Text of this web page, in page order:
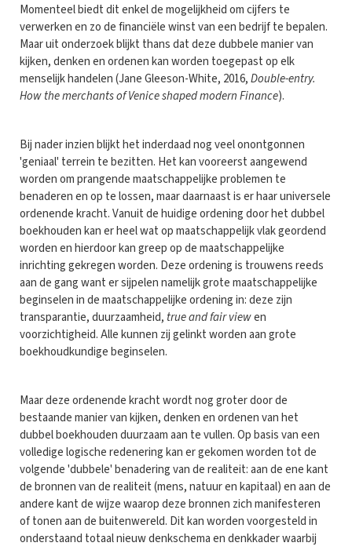
Momenteel biedt dit enkel de mogelijkheid om cijfers te
verwerken en zo de financiële winst van een bedrijf te bepalen.
Maar uit onderzoek blijkt thans dat deze dubbele manier van
kijken, denken en ordenen kan worden toegepast op elk
menselijk handelen (Jane Gleeson-White, 2016,Double-entry.
How the merchants of Venice shaped modern Finance).
Bij nader inzien blijkt het inderdaad nog veel onontgonnen
'geniaal' terrein te bezitten. Het kan vooreerst aangewend
worden om prangende maatschappelijke problemen te
benaderen en op te lossen, maar daarnaast is er haar universele
ordenende kracht. Vanuit de huidige ordening door het dubbel
boekhouden kan er heel wat op maatschappelijk vlak geordend
worden en hierdoor kan greep op de maatschappelijke
inrichting gekregen worden. Deze ordening is trouwens reeds
aan de gang want er sijpelen namelijk grote maatschappelijke
beginselen in de maatschappelijke ordening in: deze zijn
transparantie, duurzaamheid, true and fair viewen
voorzichtigheid. Alle kunnen zij gelinkt worden aan grote
boekhoudkundige beginselen.
Maar deze ordenende kracht wordt nog groter door de
bestaande manier van kijken, denken en ordenen van het
dubbel boekhouden duurzaam aan te vullen. Op basis van een
volledige logische redenering kan er gekomen worden tot de
volgende 'dubbele' benadering van de realiteit: aan de ene kant
de bronnen van de realiteit (mens, natuur en kapitaal) en aan de
andere kant de wijze waarop deze bronnen zich manifesteren
of tonen aan de buitenwereld. Dit kan worden voorgesteld in
onderstaand totaal nieuw denkschema en denkkader waarbij